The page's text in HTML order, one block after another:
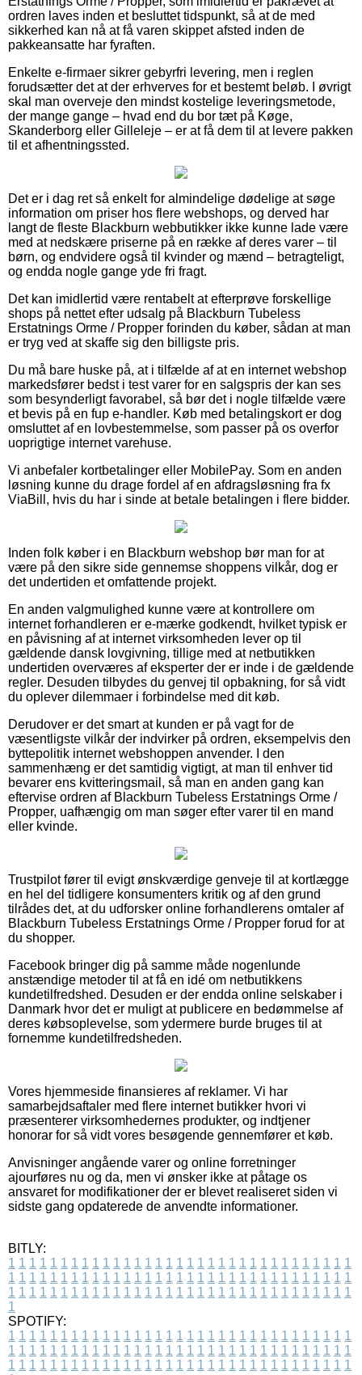
ordren laves inden et besluttet tidspunkt, så at de med
sikkerhed kan nå at få varen skippet afsted inden de
pakkeansatte har fyraften.
Enkelte e-firmaer sikrer gebyrfri levering, men i reglen
forudsætter det at der erhverves for et bestemt beløb. I øvrigt
skal man overveje den mindst kostelige leveringsmetode,
der mange gange – hvad end du bor tæt på Køge,
Skanderborg eller Gilleleje – er at få dem til at levere pakken
til et afhentningssted.
Det er i dag ret så enkelt for almindelige dødelige at søge
information om priser hos flere webshops, og derved har
langt de fleste Blackburn webbutikker ikke kunne lade være
med at nedskære priserne på en række af deres varer – til
børn, og endvidere også til kvinder og mænd – betragteligt,
og endda nogle gange yde fri fragt.
Det kan imidlertid være rentabelt at efterprøve forskellige
shops på nettet efter udsalg på Blackburn Tubeless
Erstatnings Orme / Propper forinden du køber, sådan at man
er tryg ved at skaffe sig den billigste pris.
Du må bare huske på, at i tilfælde af at en internet webshop
markedsfører bedst i test varer for en salgspris der kan ses
som besynderligt favorabel, så bør det i nogle tilfælde være
et bevis på en fup e-handler. Køb med betalingskort er dog
omsluttet af en lovbestemmelse, som passer på os overfor
uoprigtige internet varehuse.
Vi anbefaler kortbetalinger eller MobilePay. Som en anden
løsning kunne du drage fordel af en afdragsløsning fra fx
ViaBill, hvis du har i sinde at betale betalingen i flere bidder.
Inden folk køber i en Blackburn webshop bør man for at
være på den sikre side gennemse shoppens vilkår, dog er
det undertiden et omfattende projekt.
En anden valgmulighed kunne være at kontrollere om
internet forhandleren er e-mærke godkendt, hvilket typisk er
en påvisning af at internet virksomheden lever op til
gældende dansk lovgivning, tillige med at netbutikken
undertiden overværes af eksperter der er inde i de gældende
regler. Desuden tilbydes du genvej til opbakning, for så vidt
du oplever dilemmaer i forbindelse med dit køb.
Derudover er det smart at kunden er på vagt for de
væsentligste vilkår der indvirker på ordren, eksempelvis den
byttepolitik internet webshoppen anvender. I den
sammenhæng er det samtidig vigtigt, at man til enhver tid
bevarer ens kvitteringsmail, så man en anden gang kan
eftervise ordren af Blackburn Tubeless Erstatnings Orme /
Propper, uafhængig om man søger efter varer til en mand
eller kvinde.
Trustpilot fører til evigt ønskværdige genveje til at kortlægge
en hel del tidligere konsumenters kritik og af den grund
tilrådes det, at du udforsker online forhandlerens omtaler af
Blackburn Tubeless Erstatnings Orme / Propper forud for at
du shopper.
Facebook bringer dig på samme måde nogenlunde
anstændige metoder til at få en idé om netbutikkens
kundetilfredshed. Desuden er der endda online selskaber i
Danmark hvor det er muligt at publicere en bedømmelse af
deres købsoplevelse, som ydermere burde bruges til at
fornemme kundetilfredsheden.
Vores hjemmeside finansieres af reklamer. Vi har
samarbejdsaftaler med flere internet butikker hvori vi
præsenterer virksomhedernes produkter, og indtjener
honorar for så vidt vores besøgende gennemfører et køb.
Anvisninger angående varer og online forretninger
ajourføres nu og da, men vi ønsker ikke at påtage os
ansvaret for modifikationer der er blevet realiseret siden vi
sidste gang opdaterede de anvendte informationer.
BITLY:
1 1 1 1 1 1 1 1 1 1 1 1 1 1 1 1 1 1 1 1 1 1 1 1 1 1 1 1 1 1 1 1 1
1 1 1 1 1 1 1 1 1 1 1 1 1 1 1 1 1 1 1 1 1 1 1 1 1 1 1 1 1 1 1 1 1
1 1 1 1 1 1 1 1 1 1 1 1 1 1 1 1 1 1 1 1 1 1 1 1 1 1 1 1 1 1 1 1 1
1
SPOTIFY:
1 1 1 1 1 1 1 1 1 1 1 1 1 1 1 1 1 1 1 1 1 1 1 1 1 1 1 1 1 1 1 1 1
1 1 1 1 1 1 1 1 1 1 1 1 1 1 1 1 1 1 1 1 1 1 1 1 1 1 1 1 1 1 1 1 1
1 1 1 1 1 1 1 1 1 1 1 1 1 1 1 1 1 1 1 1 1 1 1 1 1 1 1 1 1 1 1 1 1